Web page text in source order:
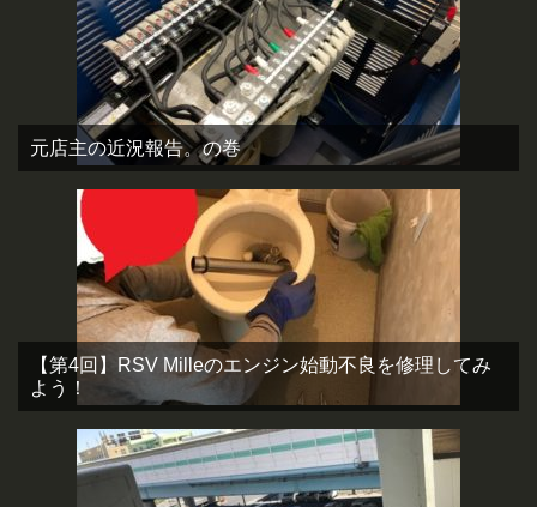
元店主の近況報告。の巻
【第4回】RSV Milleのエンジン始動不良を修理してみ
よう！